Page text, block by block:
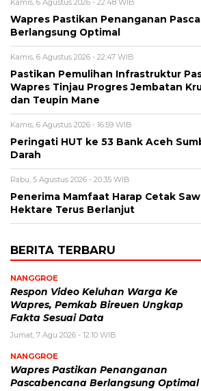
Kamis, 6 Agustus 2026 - 22:48 WIB
Wapres Pastikan Penanganan
Berlangsung Optimal
Kamis, 6 Agustus 2026 - 22:47 WIB
Pastikan Pemulihan Infrastruktur
Wapres Tinjau Progres Jembatan
dan Teupin Mane
Kamis, 6 Agustus 2026 - 16:59 WIB
Peringati HUT ke 53 Bank Aceh
Darah
Rabu, 5 Agustus 2026 - 20:35 WIB
Penerima Mamfaat Harap Cetak
Hektare Terus Berlanjut
BERITA TERBARU
NANGGROE
Respon Video Keluhan Warga Ke
Wapres, Pemkab Bireuen Ungkap
Fakta Sesuai Data
Jumat, 7 Agu 2026 - 12:10 WIB
NANGGROE
Wapres Pastikan Penanganan
Pascabencana Berlangsung Optimal